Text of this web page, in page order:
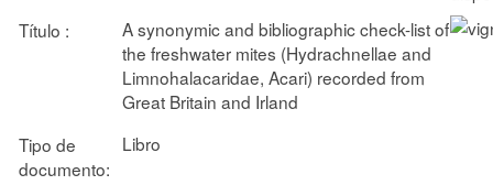
Título :
A synonymic and bibliographic check-list of
the freshwater mites (Hydrachnellae and
Limnohalacaridae, Acari) recorded from
Great Britain and Irland
Tipo de
documento:
Libro